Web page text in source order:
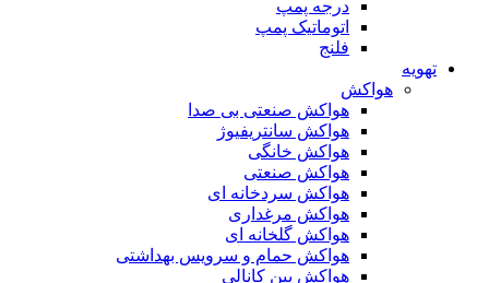
درجه پمپ
اتوماتیک پمپ
فلنج
تهویه
هواکش
هواکش صنعتی بی صدا
هواکش سانتریفیوژ
هواکش خانگی
هواکش صنعتی
هواکش سردخانه ای
هواکش مرغداری
هواکش گلخانه ای
هواکش حمام و سرویس بهداشتی
هواکش بین کانالی